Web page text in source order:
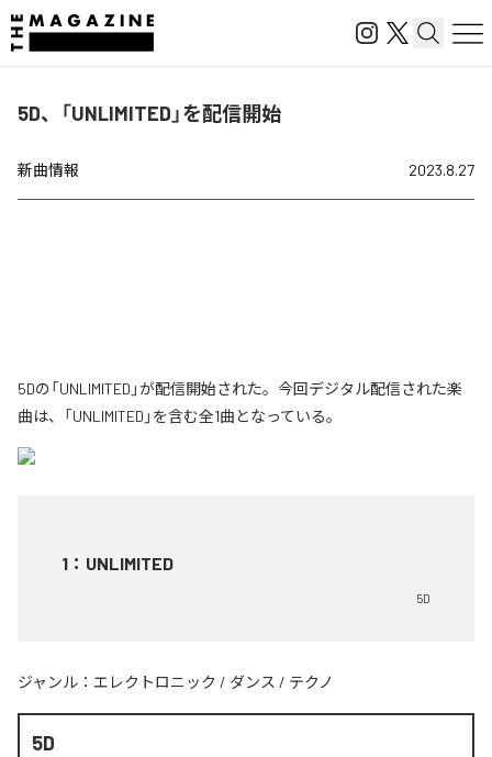
5D、「UNLIMITED」を配信開始
新曲情報 2023.8.27
5Dの「UNLIMITED」が配信開始された。今回デジタル配信された楽
曲は、「UNLIMITED」を含む全1曲となっている。
1 ： UNLIMITED
5D
ジャンル： エレクトロニック / ダンス / テクノ
5D